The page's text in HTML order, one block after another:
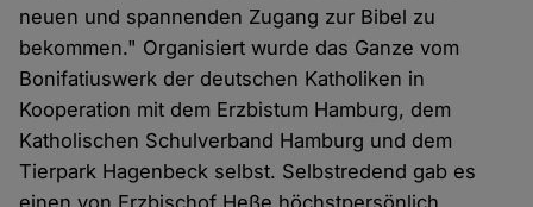
neuen und spannenden Zugang zur Bibel zu
bekommen." Organisiert wurde das Ganze vom
Bonifatiuswerk der deutschen Katholiken in
Kooperation mit dem Erzbistum Hamburg, dem
Katholischen Schulverband Hamburg und dem
Tierpark Hagenbeck selbst. Selbstredend gab es